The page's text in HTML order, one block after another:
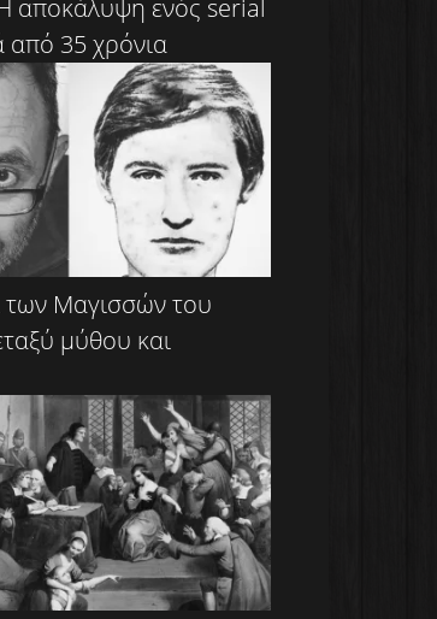
αποκάλυψη ενός serial
από 35 χρόνια
των Μαγισσών του
μύθου και